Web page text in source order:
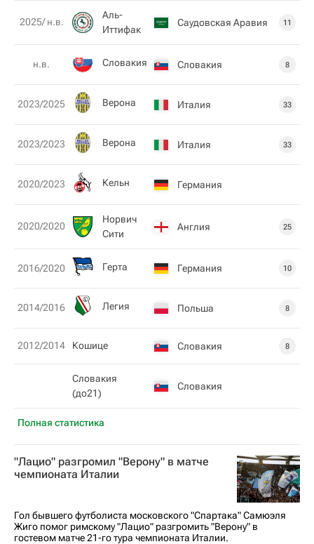
Полная статистика
2025/ н.в.
Аль-
Иттифак
Саудовская Аравия 11
н.в. Словакия Словакия 8
2023/2025 Верона Италия 33
2023/2023 Верона Италия 33
2020/2023 Кельн Германия
2020/2020
Норвич
Сити
Англия 25
2016/2020 Герта Германия 10
2014/2016 Легия Польша 8
2012/2014 Кошице Словакия 8
Словакия
(до21)
Словакия
"Лацио" разгромил "Верону" в матче
чемпионата Италии
Гол бывшего футболиста московского "Спартака" Самюэля
Жиго помог римскому "Лацио" разгромить "Верону" в
гостевом матче 21-го тура чемпионата Италии.